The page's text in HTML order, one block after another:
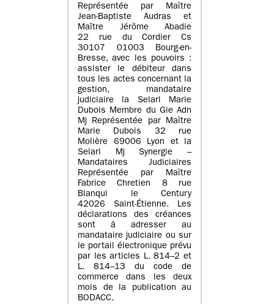
Représentée par Maître
Jean-Baptiste Audras et
Maître Jérôme Abadie
22 rue du Cordier Cs
30107 01003 Bourg-en-
Bresse, avec les pouvoirs :
assister le débiteur dans
tous les actes concernant la
gestion, mandataire
judiciaire la Selarl Marie
Dubois Membre du Gie Adn
Mj Représentée par Maître
Marie Dubois 32 rue
Molière 69006 Lyon et la
Selarl Mj Synergie –
Mandataires Judiciaires
Représentée par Maître
Fabrice Chretien 8 rue
Blanqui le Century
42026 Saint-Étienne. Les
déclarations des créances
sont à adresser au
mandataire judiciaire ou sur
le portail électronique prévu
par les articles L. 814–2 et
L. 814–13 du code de
commerce dans les deux
mois de la publication au
BODACC.